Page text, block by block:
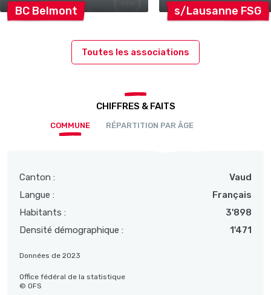
BC Belmont
s/Lausanne FSG
Toutes les associations
CHIFFRES & FAITS
COMMUNE RÉPARTITION PAR ÂGE
Canton :
Vaud
Langue :
Français
Habitants :
3'898
Densité démographique :
1'471
Données de 2023
Office fédéral de la statistique
© OFS